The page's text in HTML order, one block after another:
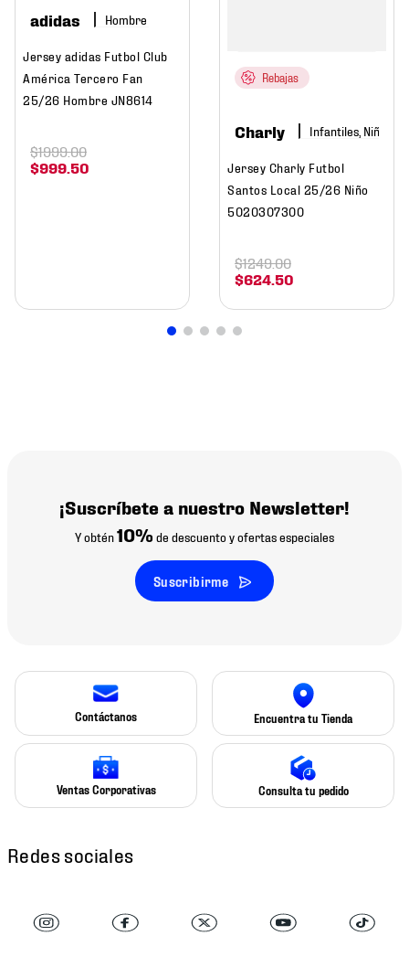
adidas Hombre
Jersey adidas Futbol Club
América Tercero Fan
25/26 Hombre JN8614
$999 50
$1999.00
Rebajas
Charly Infantiles, Niño
Jersey Charly Futbol
Santos Local 25/26 Niño
5020307300
$624 50
$1249.00
¡Suscríbete a nuestro Newsletter!
Y obtén10% de descuento y ofertas especiales
Suscribirme
Contáctanos Encuentra tu Tienda
Ventas Corporativas Consulta tu pedido
Redes sociales